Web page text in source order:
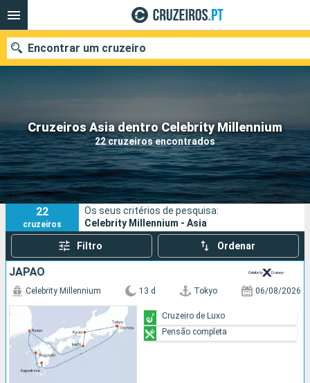
Cruzeiros Asia dentro Celebrity Millennium
22 cruzeiros encontrados
Encontrar um cruzeiro
Quando ir?
Data de partida
Portos Companhias
Pesquisar
22
cruzeiros
Os seus critérios de pesquisa:
Celebrity Millennium - Asia
Filtro Ordenar
JAPÃO
Celebrity Millennium 13 d Tokyo 06/08/2026
Cruzeiro de Luxo
Pensão completa